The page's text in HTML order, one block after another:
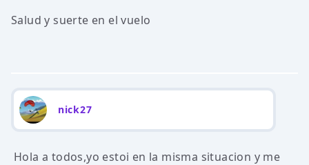
Salud y suerte en el vuelo
nick27
Hola a todos,yo estoi en la misma situacion y me